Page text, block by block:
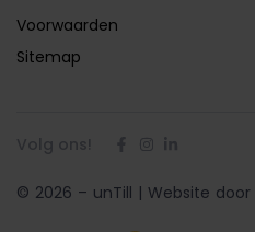
Voorwaarden
Sitemap
© 2026 – unTill | Website door